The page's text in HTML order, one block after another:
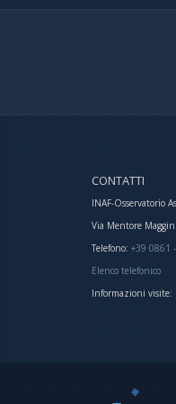
CONTATTI
INAF-Osservatorio
Via Mentore
Telefono: +39 0861
Elenco telefonico
Informazioni visite: